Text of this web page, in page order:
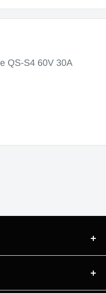
QS-S4 60V 30A